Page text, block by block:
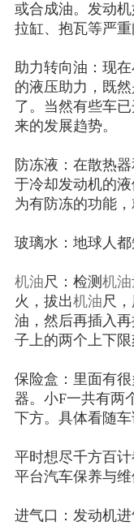
或合成油。发动
拉缸、抱瓦等严重
助力转向油：现
的液压助力，既
了。当然有些车
来的发展趋势。
防冻液：在散热
于冷却发动机的
为有防冻的功能，
玻璃水：地球人都
机油尺：检测 机油
火，拔出机油尺
油，然后再插入
子上的两个上下限
保险盒：里面有
器。小F一共有两
下方。具体看随车
平时想尽千方百
平台汽车保养与维
进气口：发动机